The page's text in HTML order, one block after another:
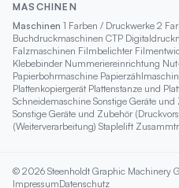
MASCHINEN
Maschinen 1 Farben / Druckwerke 2
Buchdruckmaschinen CTP
Falzmaschinen Filmbelichter
Klebebinder Nummeriereinrichtung
Papierbohrmaschine
Plattenkopiergerät Plattenstanze und
Schneidemaschine Sonstige Geräte
Sonstige Geräte und Zubehör
(Weiterverarbeitung) Staplelift
© 2026 Steenholdt Graphic Machinery
ImpressumDatenschutz